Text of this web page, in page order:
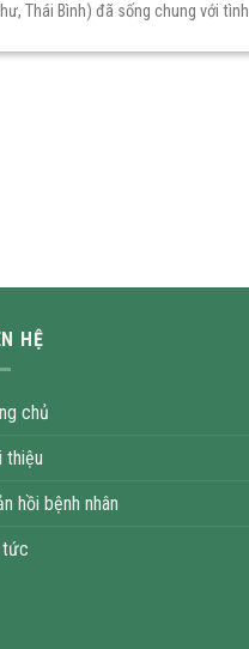
Thái Bình) đã sống chung với tình
HỆ
chủ
thiệu
hồi bệnh nhân
tức